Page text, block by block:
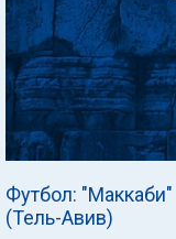
Футбол:
(Тель-Авив)